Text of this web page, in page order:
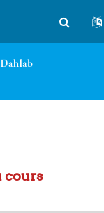
Activer/
cours